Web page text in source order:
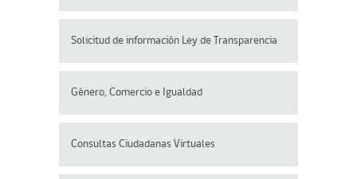
Solicitud de información Ley de Transparencia
Género, Comercio e Igualdad
Consultas Ciudadanas Virtuales